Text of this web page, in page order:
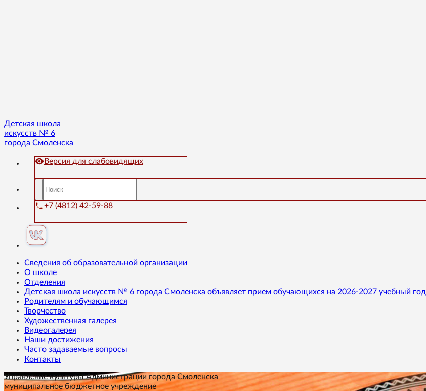
Детская школа
искусств № 6
города Смоленска
Версия для слабовидящих
+7 (4812) 42-59-88
Сведения об образовательной организации
О школе
Отделения
Детская школа искусств № 6 города Смоленска объявляет прием обучающихся на 2026-2027 учебный год
Родителям и обучающимся
Творчество
Художественная галерея
Видеогалерея
Наши достижения
Часто задаваемые вопросы
Контакты
Управление культуры Администрации города Смоленска
муниципальное бюджетное учреждение